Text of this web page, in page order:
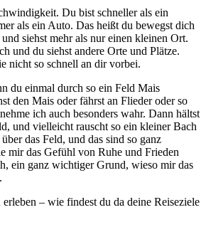
Du bist schneller als ein
als ein Auto. Das heißt du bewegst dich
siehst mehr als nur einen kleinen Ort.
und du siehst andere Orte und Plätze.
nicht so schnell an dir vorbei.
du einmal durch so ein Feld Mais
den Mais oder fährst an Flieder oder so
ich auch besonders wahr. Dann hältst
und vielleicht rauscht so ein kleiner Bach
das Feld, und das sind so ganz
mir das Gefühl von Ruhe und Frieden
ein ganz wichtiger Grund, wieso mir das
– wie findest du da deine Reiseziele